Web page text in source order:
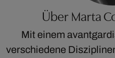
Über Marta
Mit einem
verschiedene